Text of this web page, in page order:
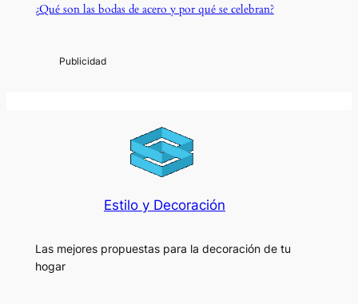
¿Qué son las bodas de acero y por qué se celebran?
Estilo y Decoración
Las mejores propuestas para la decoración de tu
hogar